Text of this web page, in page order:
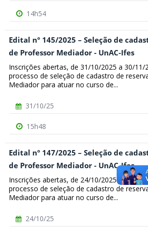
14h54
Edital nº 145/2025 – Seleção de
de Professor Mediador - UnAC-Ifes
Inscrições abertas, de 31/10/2025 a 30/11/
processo de seleção de cadastro de
Mediador para atuar no curso de...
31/10/25
15h48
Edital nº 147/2025 – Seleção de
de Professor Mediador - UnAC-Ifes
Inscrições abertas, de 24/10/2025 a 23/11/
processo de seleção de cadastro de
Mediador para atuar no curso de...
24/10/25